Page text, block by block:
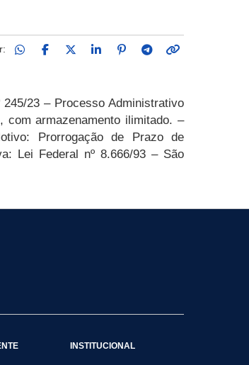
245/23 – Processo Administrativo
com armazenamento ilimitado. –
Prorrogação de Prazo de
Lei Federal nº 8.666/93 – São
INSTITUCIONAL